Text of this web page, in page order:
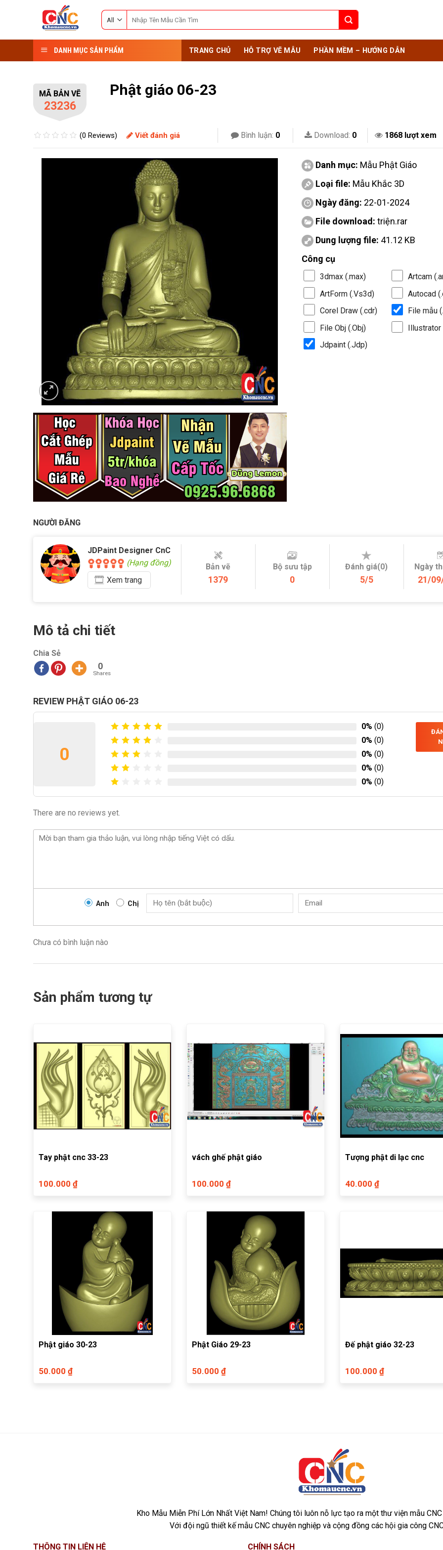
for:
DANH MỤC SẢN PHẨM TRANG CHỦ HỖ TRỢ VẼ MẪU PHẦN MỀM – HƯỚNG DẪN
MÃ BẢN VẼ
23236
Phật giáo 06-23
(0 Reviews) Viết đánh giá Bình luận: 0 Download: 0 1868 lượt xem
Danh mục: Mẫu Phật Giáo
Loại file: Mẫu Khắc 3D
Ngày đăng: 22-01-2024
File download: triện.rar
Dung lượng file: 41.12 KB
Công cụ
3dmax (.max)
Artcam
ArtForm (.Vs3d)
Autocad
Corel Draw (.cdr)
File mẫu
File Obj (.Obj)
Illustrator
Jdpaint (.Jdp)
NGƯỜI ĐĂNG
JDPaint Designer CnC
(Hạng đồng)
Xem trang
Bản vẽ
1379
Bộ sưu tập
0
Đánh giá(0)
5/5
Ngày
21/
Mô tả chi tiết
Chia Sẻ
0
Shares
REVIEW PHẬT GIÁO 06-23
0
0% (0)
0% (0)
0% (0)
0% (0)
0% (0)
There are no reviews yet.
Anh Chị
Chưa có bình luận nào
Sản phẩm tương tự
Tay phật cnc 33-23
100.000 ₫
vách ghế phật giáo
100.000 ₫
Tượng phật di lạc cnc
40.000 ₫
Phật giáo 30-23
50.000 ₫
Phật Giáo 29-23
50.000 ₫
Đế phật giáo 32-23
100.000 ₫
Kho Mẫu Miễn Phí Lớn Nhất Việt Nam! Chúng tôi luôn nỗ lực tạo ra một thư viện mẫu
Với đội ngũ thiết kế mẫu CNC chuyên nghiệp và cộng đồng các hội gia công
THÔNG TIN LIÊN HỆ CHÍNH SÁCH